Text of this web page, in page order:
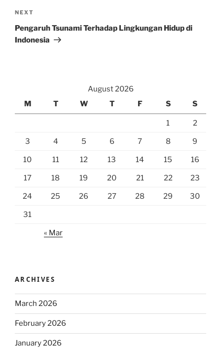
Next
Post
NEXT
Pengaruh Tsunami Terhadap Lingkungan Hidup di
Indonesia
August 2026
M
T W T F S S
1 2
3 4 5 6 7 8 9
10 11 12 13 14 15 16
17 18 19 20 21 22 23
24 25 26 27 28 29 30
31
« Mar
ARCHIVES
March 2026
February 2026
January 2026